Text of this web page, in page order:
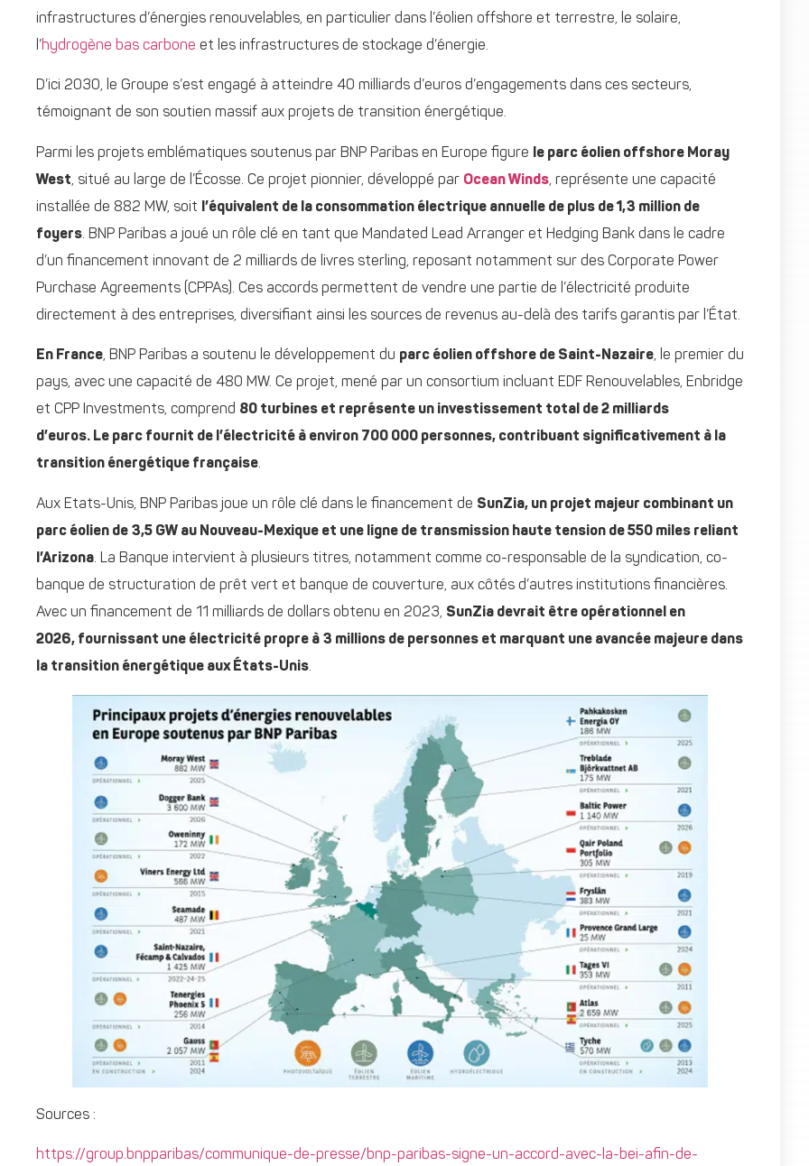
infrastructures d’énergies renouvelables, en particulier dans l’éolien offshore et terrestre, le solaire,
l’hydrogène bas carbone et les infrastructures de stockage d’énergie.
D’ici 2030, le Groupe s’est engagé à atteindre 40 milliards d’euros d’engagements dans ces secteurs,
témoignant de son soutien massif aux projets de transition énergétique.
Parmi les projets emblématiques soutenus par BNP Paribas en Europe figure
le parc éolien offshore Moray
West, situé au large de l’Écosse. Ce projet pionnier, développé par Ocean Winds, représente une capacité
installée de 882 MW, soit l’équivalent de la consommation électrique annuelle de plus de 1,3 million de
foyers. BNP Paribas a joué un rôle clé en tant que Mandated Lead Arranger et Hedging Bank dans le cadre
d’un financement innovant de 2 milliards de livres sterling, reposant notamment sur des Corporate Power
Purchase Agreements (CPPAs). Ces accords permettent de vendre une partie de l’électricité produite
directement à des entreprises, diversifiant ainsi les sources de revenus au-delà des tarifs garantis par l’État.
En France, BNP Paribas a soutenu le développement du parc éolien offshore de Saint-Nazaire, le premier du
pays, avec une capacité de 480 MW. Ce projet, mené par un consortium incluant EDF Renouvelables, Enbridge
et CPP Investments, comprend 80 turbines et représente un investissement total de 2 milliards
d’euros. Le parc fournit de l’électricité à environ 700 000 personnes, contribuant significativement à la
transition énergétique française.
Aux Etats-Unis, BNP Paribas joue un rôle clé dans le financement de SunZia, un projet majeur combinant un
parc éolien de 3,5 GW au Nouveau-Mexique et une ligne de transmission haute tension de 550 miles reliant
l’Arizona. La Banque intervient à plusieurs titres, notamment comme co-responsable de la syndication, co-
banque de structuration de prêt vert et banque de couverture, aux côtés d’autres institutions financières.
Avec un financement de 11 milliards de dollars obtenu en 2023, SunZia devrait être opérationnel en
2026, fournissant une électricité propre à 3 millions de personnes et marquant une avancée majeure dans
la transition énergétique aux États-Unis.
Sources :
https://group.bnpparibas/communique-de-presse/bnp-paribas-signe-un-accord-avec-la-bei-afin-de-